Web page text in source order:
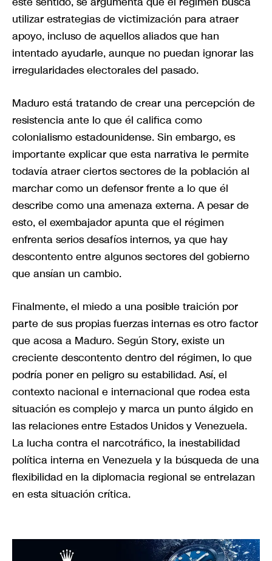
utilizar estrategias de victimización para atraer
apoyo, incluso de aquellos aliados que han
intentado ayudarle, aunque no puedan ignorar las
irregularidades electorales del pasado.
Maduro está tratando de crear una percepción de
resistencia ante lo que él califica como
colonialismo estadounidense. Sin embargo, es
importante explicar que esta narrativa le permite
todavía atraer ciertos sectores de la población al
marchar como un defensor frente a lo que él
describe como una amenaza externa. A pesar de
esto, el exembajador apunta que el régimen
enfrenta serios desafíos internos, ya que hay
descontento entre algunos sectores del gobierno
que ansían un cambio.
Finalmente, el miedo a una posible traición por
parte de sus propias fuerzas internas es otro factor
que acosa a Maduro. Según Story, existe un
creciente descontento dentro del régimen, lo que
podría poner en peligro su estabilidad. Así, el
contexto nacional e internacional que rodea esta
situación es complejo y marca un punto álgido en
las relaciones entre Estados Unidos y Venezuela.
La lucha contra el narcotráfico, la inestabilidad
política interna en Venezuela y la búsqueda de una
flexibilidad en la diplomacia regional se entrelazan
en esta situación crítica.